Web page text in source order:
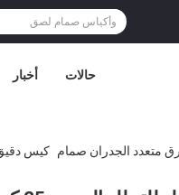
أخبار حالات
متعدد الجدران صمام كيس دقيق الأرز